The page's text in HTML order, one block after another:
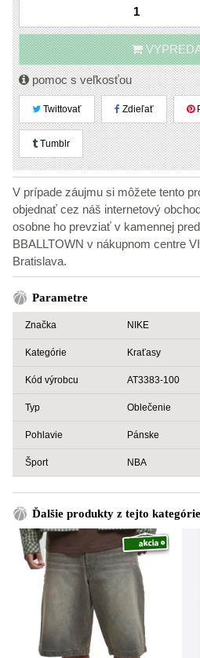
pomoc s veľkosťou
Twittovať Zdieľať
Tumblr
V prípade záujmu si môžete tento
objednať cez náš internetový
osobne ho prevziať v kamennej
BBALLTOWN v nákupnom centre
Bratislava.
Parametre
Značka NIKE
Kategórie Kraťasy
Kód výrobcu AT3383-100
Typ Oblečenie
Pohlavie Pánske
Šport NBA
Ďalšie produkty z tejto kategórie